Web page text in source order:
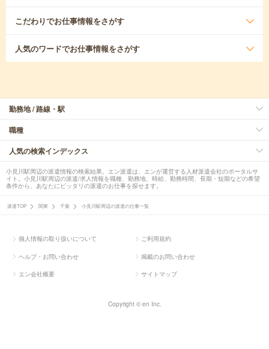
こだわりでお仕事情報をさがす
人気のワードでお仕事情報をさがす
勤務地 / 路線・駅
職種
人気の検索インデックス
小見川駅周辺の派遣情報の検索結果。エン派遣は、エンが運営する人材派遣会社のポータルサ
イト。小見川駅周辺の派遣/求人情報を職種、勤務地、時給、勤務時間、長期・短期などの希望
条件から、あなたにピッタリの派遣のお仕事を探せます。
派遣TOP 関東 千葉 小見川駅周辺の派遣の仕事一覧
個人情報の取り扱いについて ご利用規約
ヘルプ・お問い合わせ 掲載のお問い合わせ
エン会社概要 サイトマップ
Copyright © en Inc.